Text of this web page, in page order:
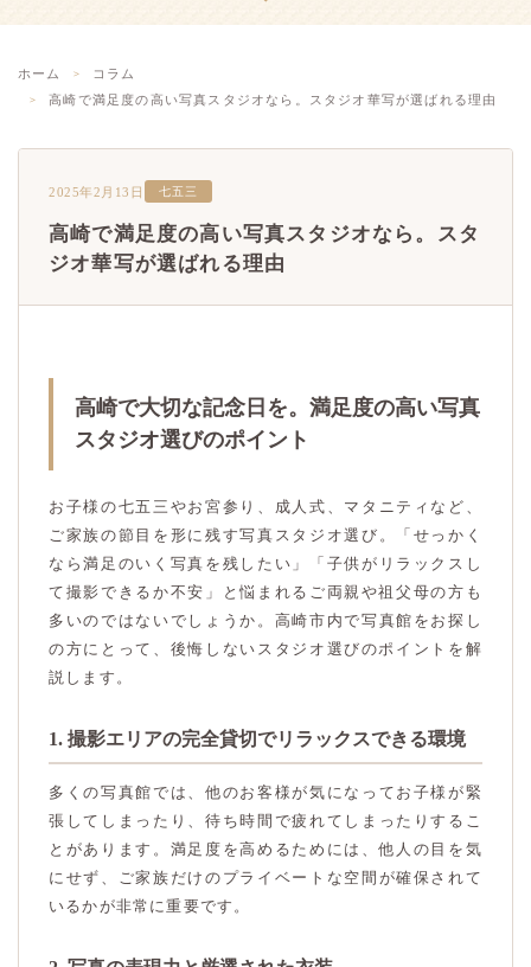
ホーム
コラム
高崎で満足度の高い写真スタジオなら。スタジオ華写が選ばれる理由
2025年2月13日 七五三
高崎で満足度の高い写真スタジオなら。スタ
ジオ華写が選ばれる理由
高崎で大切な記念日を。満足度の高い写真
スタジオ選びのポイント
お子様の七五三やお宮参り、成人式、マタニティなど、
ご家族の節目を形に残す写真スタジオ選び。「せっかく
なら満足のいく写真を残したい」「子供がリラックスし
て撮影できるか不安」と悩まれるご両親や祖父母の方も
多いのではないでしょうか。高崎市内で写真館をお探し
の方にとって、後悔しないスタジオ選びのポイントを解
説します。
1. 撮影エリアの完全貸切でリラックスできる環境
多くの写真館では、他のお客様が気になってお子様が緊
張してしまったり、待ち時間で疲れてしまったりするこ
とがあります。満足度を高めるためには、他人の目を気
にせず、ご家族だけのプライベートな空間が確保されて
いるかが非常に重要です。